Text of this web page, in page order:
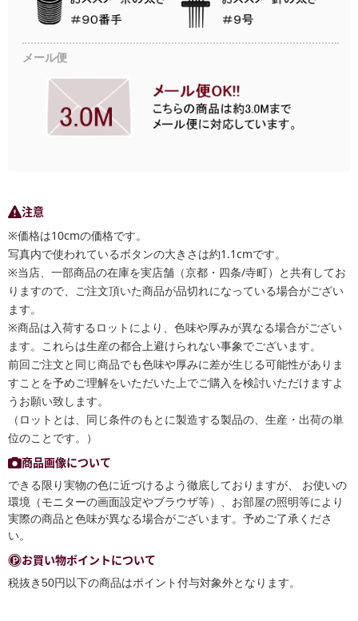
メール便
注意
※価格は10cmの価格です。
写真内で使われているボタンの大きさは約1.1cmです。
※当店、一部商品の在庫を実店舗（京都・四条/寺町）と共有してお
りますので、ご注文頂いた商品が品切れになっている場合がござい
ます。
※商品は入荷するロットにより、色味や厚みが異なる場合がござい
ます。これらは生産の都合上避けられない事象でございます。
前回ご注文と同じ商品でも色味や厚みに差が生じる可能性がありま
すことを予めご理解をいただいた上でご購入を検討いただけますよ
うお願い致します。
（ロットとは、同じ条件のもとに製造する製品の、生産・出荷の単
位のことです。）
商品画像について
できる限り実物の色に近づけるよう徹底しておりますが、 お使いの
環境（モニターの画面設定やブラウザ等）、お部屋の照明等により
実際の商品と色味が異なる場合がございます。予めご了承くださ
い。
お買い物ポイントについて
税抜き50円以下の商品はポイント付与対象外となります。